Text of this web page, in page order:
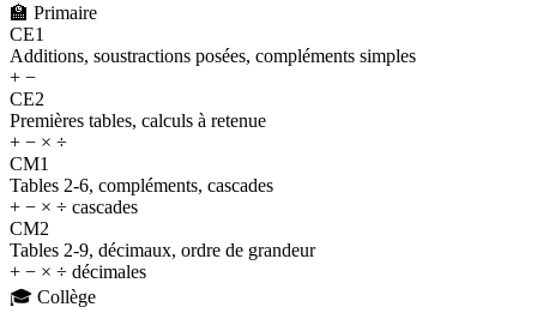
🏫 Primaire
CE1
Additions, soustractions posées, compléments simples
+ −
CE2
Premières tables, calculs à retenue
+ − × ÷
CM1
Tables 2-6, compléments, cascades
+ − × ÷ cascades
CM2
Tables 2-9, décimaux, ordre de grandeur
+ − × ÷ décimales
🎓 Collège